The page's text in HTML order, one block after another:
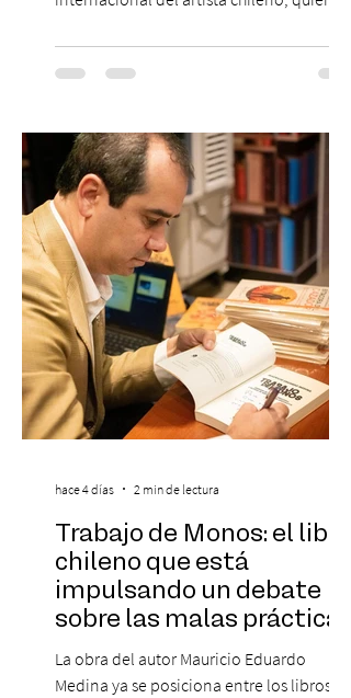
en la escena global. MIAMI, FL (3 de agosto
de 2026) — FloyyMenor ha sido
Under 21 por tercer año consecutivo,
formando parte una vez más de la
selección anual de la publicación que
destaca a los artistas menores de 21 años
más influyentes de la industria musical.
Este reconocimiento reaf
Trabajo de Monos: el libro
chileno que está
impulsando un debate
sobre las malas prácticas
laborales y el futuro del
trabajo
La obra del autor Mauricio Eduardo
Medina ya se posiciona entre los libros
hace 4 días 2 min de lectura